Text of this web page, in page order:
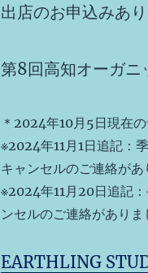
出店のお申込みあ
第8回高知オーガニ
＊2024年10月5日現在の
※2024年11月1日追記：
キャンセルのご連絡があ
※2024年11月20日追記
ンセルのご連絡があり
EARTHLING